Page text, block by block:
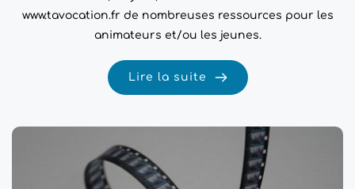
www.tavocation.fr de nombreuses ressources pour les
animateurs et/ou les jeunes.
Lire la suite